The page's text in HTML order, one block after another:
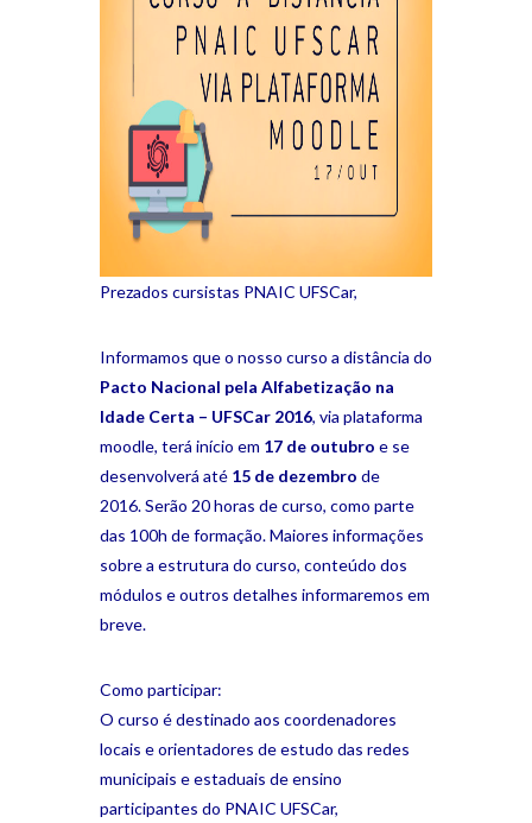
Prezados cursistas PNAIC UFSCar,
Informamos que o nosso curso a distância do
Pacto Nacional pela Alfabetização na
Idade Certa – UFSCar 2016, via plataforma
moodle, terá início em 17 de outubro e se
desenvolverá até 15 de dezembro de
2016. Serão 20 horas de curso, como parte
das 100h de formação. Maiores informações
sobre a estrutura do curso, conteúdo dos
módulos e outros detalhes informaremos em
breve.
Como participar:
O curso é destinado aos coordenadores
locais e orientadores de estudo das redes
municipais e estaduais de ensino
participantes do PNAIC UFSCar,